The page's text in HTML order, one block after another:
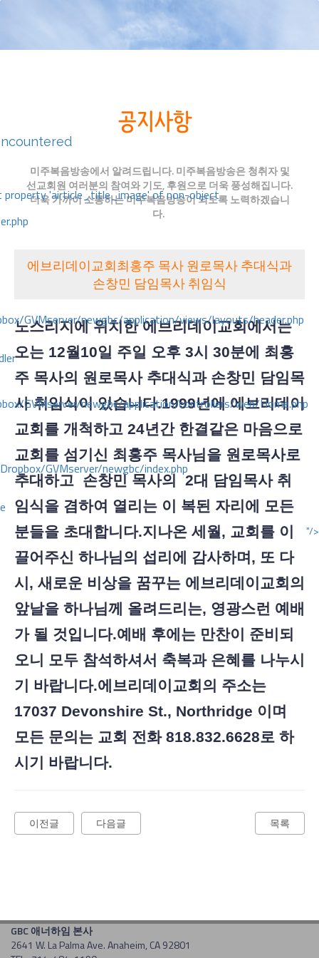
property 'airticle_title_image' of non-object
GVMserver/newgbc/application/views/layouts/header.php
GVMserver/newgbc/application/controllers/web/Home.php
GVMserver/newgbc/index.php
"/>
미주복음방송에서 알려드립니다. 미주복음방송은 청취자 및
선교회원 여러분의 참여와 기도, 후원으로 더욱 풍성해집니다.
더욱 가까이 소통하는 미주복음방송이 되도록 노력하겠습니
다.
에브리데이교회최홍주 목사 원로목사 추대식과
손창민 담임목사 취임식
노스리지에 위치한 에브리데이교회에서는
오는 12월10일 주일 오후 3시 30분에 최홍
주 목사의 원로목사 추대식과 손창민 담임목
사 취임식이 있습니다.1999년에 에브리데이
교회를 개척하고 24년간 한결같은 마음으로
교회를 섬기신 최홍주 목사님을 원로목사로
추대하고 손창민 목사의 2대 담임목사 취
임식을 겸하여 열리는 이 복된 자리에 모든
분들을 초대합니다.지나온 세월, 교회를 이
끌어주신 하나님의 섭리에 감사하며, 또 다
시, 새로운 비상을 꿈꾸는 에브리데이교회의
앞날을 하나님께 올려드리는, 영광스런 예배
가 될 것입니다.예배 후에는 만찬이 준비되
오니 모두 참석하셔서 축복과 은혜를 나누시
기 바랍니다.에브리데이교회의 주소는
17037 Devonshire St., Northridge 이며
모든 문의는 교회 전화 818.832.6628로 하
시기 바랍니다.
다음글
이전글 목록
GBC 애너하임 본사
2641 W. La Palma Ave. Anaheim, CA 92801